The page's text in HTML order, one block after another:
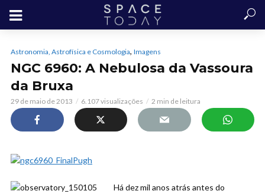
Astronomia, Astrofísica e Cosmologia, Imagens
NGC 6960: A Nebulosa da Vassoura
da Bruxa
29 de maio de 2013 6.107 visualizações 2 min de leitura
Há dez mil anos atrás antes do